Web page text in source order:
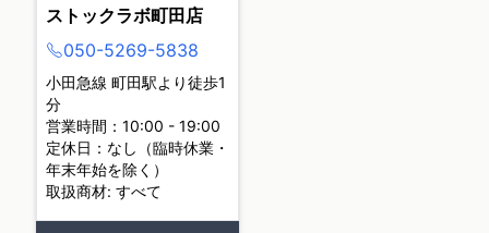
ストックラボ町田店
050-5269-5838
小田急線 町田駅より徒歩1
分
営業時間：10:00 - 19:00
定休日：なし（臨時休業・
年末年始を除く）
取扱商材: すべて